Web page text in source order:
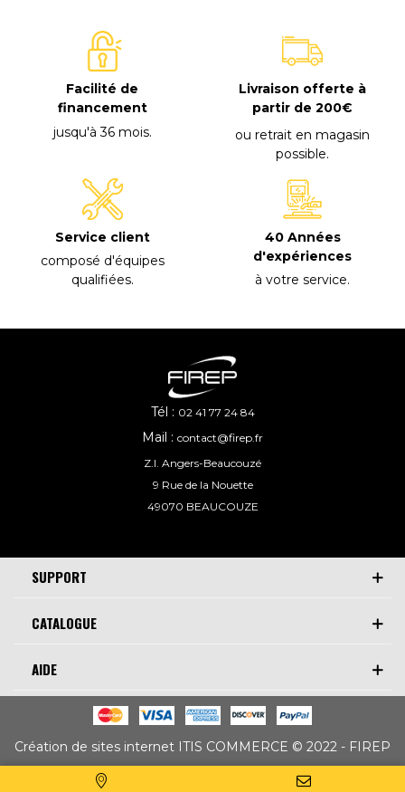
Facilité de
financement
jusqu'à 36 mois.
Livraison offerte à
partir de 200€
ou retrait en magasin
possible.
Service client
composé d'équipes
qualifiées.
40 Années
d'expériences
à votre service.
AIDE
CATALOGUE
SUPPORT
Tél : 02 41 77 24 84
Mail : contact@firep.fr
Z.I. Angers-Beaucouzé
9 Rue de la Nouette
49070 BEAUCOUZE
Création de sites internet ITIS COMMERCE © 2022 - FIREP